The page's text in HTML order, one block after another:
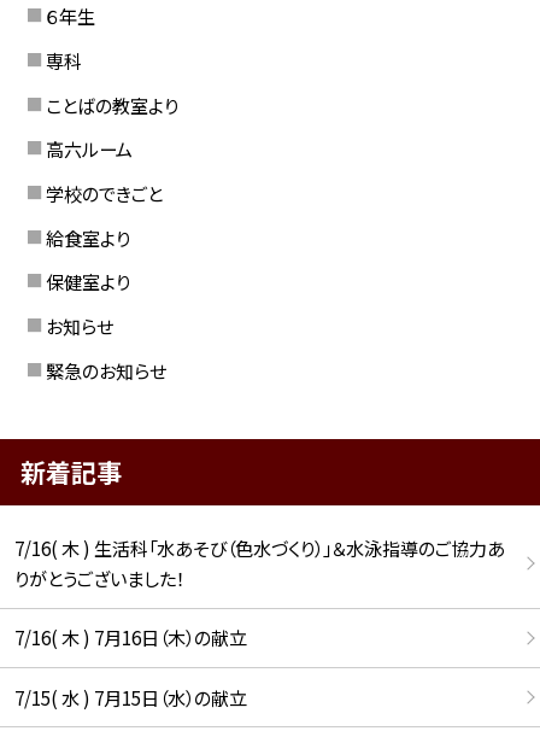
６年生
専科
ことばの教室より
高六ルーム
学校のできごと
給食室より
保健室より
お知らせ
緊急のお知らせ
新着記事
7/16( 木 ) 生活科「水あそび（色水づくり）」＆水泳指導のご協力あ
りがとうございました！
7/16( 木 ) 7月16日（木）の献立
7/15( 水 ) 7月15日（水）の献立